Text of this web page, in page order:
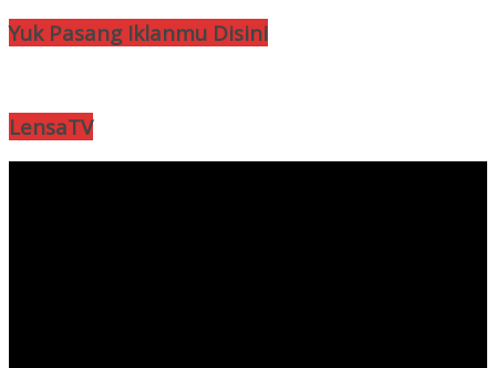
Yuk Pasang Iklanmu Disini
LensaTV